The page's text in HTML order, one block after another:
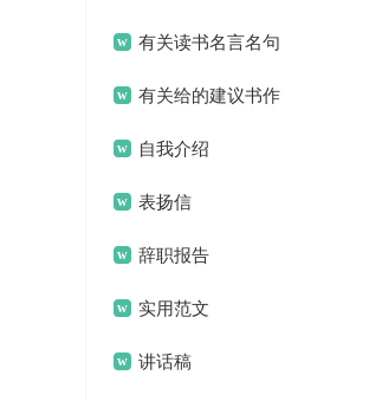
有关读书名言名句
汇总78条
有关给的建议书作
文锦集五篇
自我介绍
表扬信
辞职报告
实用范文
讲话稿